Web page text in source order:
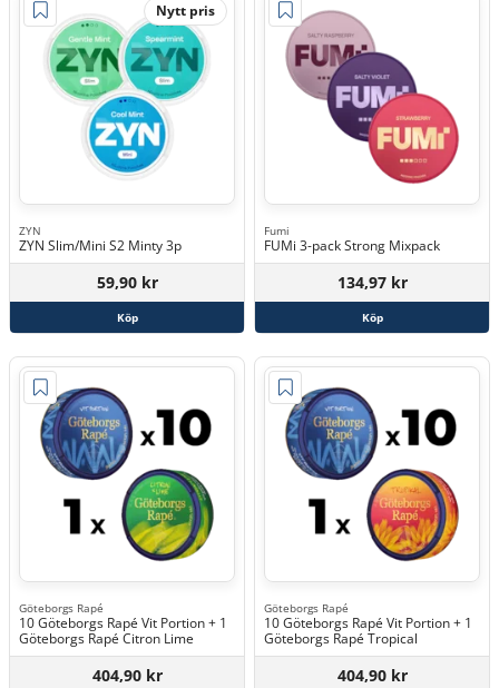
Nytt pris
ZYN
ZYN Slim/Mini S2 Minty 3p
59,90 kr
Köp
Fumi
FUMi 3-pack Strong Mixpack
134,97 kr
Köp
Göteborgs Rapé
10 Göteborgs Rapé Vit Portion + 1
Göteborgs Rapé Citron Lime
404,90 kr
Göteborgs Rapé
10 Göteborgs Rapé Vit Portion + 1
Göteborgs Rapé Tropical
404,90 kr